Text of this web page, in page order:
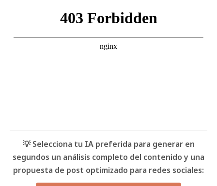
💡 Selecciona tu IA preferida para generar en
segundos un análisis completo del contenido y una
propuesta de post optimizado para redes sociales: